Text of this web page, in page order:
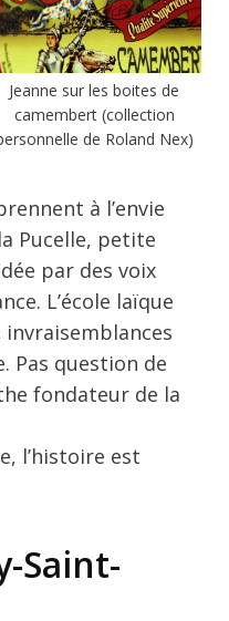
Jeanne sur les boites de
camembert (collection
de Roland Nex)
à l’envie
Pucelle, petite
par des voix
L’école laïque
Pas question de
fondateur de la
l’histoire est
Saint-